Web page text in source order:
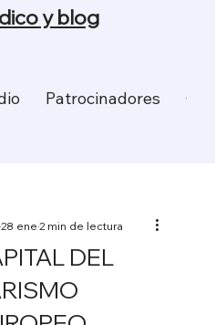
Patrocinadores
y blog
DEL
28 ene2 min de lectura